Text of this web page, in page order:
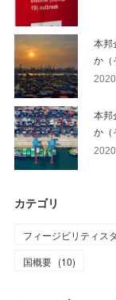
本邦
か（
本邦
か（
カテゴリ
フィージビリティス
国概要 (10)